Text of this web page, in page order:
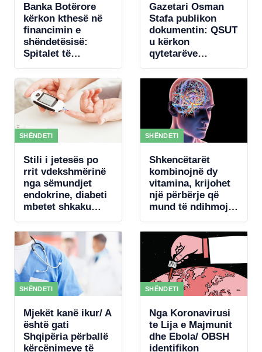
Banka Botërore
kërkon kthesë në
financimin e
shëndetësisë:
Spitalet të
rezultateve
Gazetari Osman
Stafa publikon
dokumentin: QSUT
u kërkon
qytetarëve
pajisje mjekësore,
qeveria akordon 4
mln € për
koncertin e Kanye
West
SHËNDETI
Stili i jetesës po
rrit vdekshmërinë
nga sëmundjet
endokrine, diabeti
mbetet shkaku
SHËNDETI
Shkencëtarët
kombinojnë dy
vitamina, krijohet
një përbërje që
mund të ndihmojë
trurit
SHËNDETI
Mjekët kanë ikur/ A
është gati
Shqipëria përballë
kërcënimeve të
SHËNDETI
Nga Koronavirusi
te Lija e Majmunit
dhe Ebola/ OBSH
identifikon